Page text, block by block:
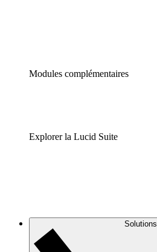
Modules complémentaires
Explorer la Lucid Suite
Solutions